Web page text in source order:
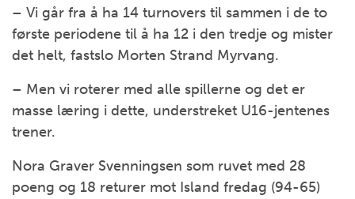
– Vi går fra å ha 14 turnovers til sammen i de to
første periodene til å ha 12 i den tredje og mister
det helt, fastslo Morten Strand Myrvang.
– Men vi roterer med alle spillerne og det er
masse læring i dette, understreket U16-jentenes
trener.
Nora Graver Svenningsen som ruvet med 28
poeng og 18 returer mot Island fredag (94-65)